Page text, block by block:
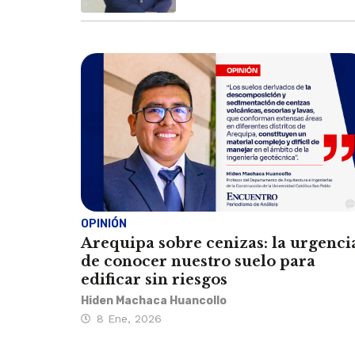
OPINIÓN
Arequipa sobre cenizas: la
de conocer nuestro suelo para
edificar sin riesgos
Hiden Machaca Huancollo
8 Ene, 2026